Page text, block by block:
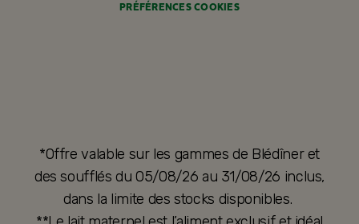
PRÉFÉRENCES COOKIES
*Offre valable sur les gammes de Blédîner et
des soufflés du 05/08/26 au 31/08/26 inclus,
dans la limite des stocks disponibles.